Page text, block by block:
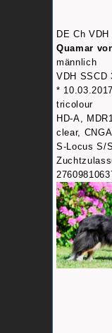
DE Ch
Quamar
männlich
VDH SSCD
* 10.03.2017
tricolour
HD-A,
clear,
S-Locus S/